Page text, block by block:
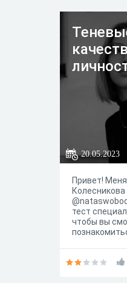
книге
"Кругом
выясвении
ошибок
Instagram
20.05.2023
Привет!
тест
чтобы вы
честны